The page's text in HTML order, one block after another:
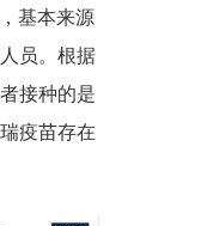
基本来源
员。根据
接种的是
疫苗存在